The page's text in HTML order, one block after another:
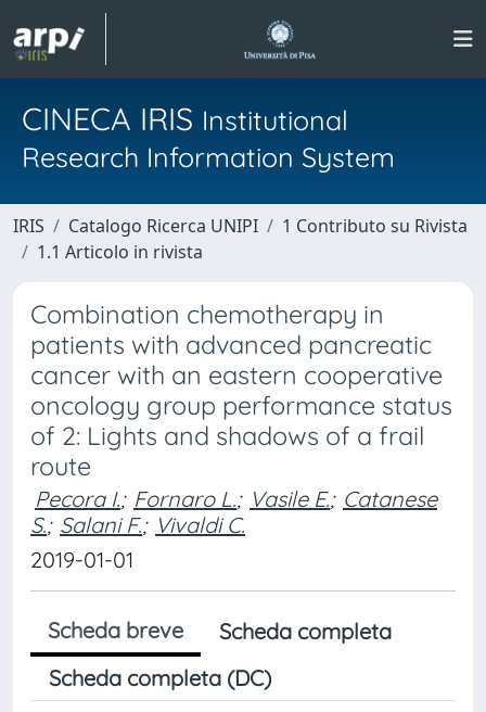
CINECA IRIS Institutional
Research Information System
IRIS Catalogo Ricerca UNIPI
1 Contributo su Rivista
1.1 Articolo in rivista
Combination chemotherapy in
patients with advanced pancreatic
cancer with an eastern cooperative
oncology group performance status
of 2: Lights and shadows of a frail
route
Pecora I.; Fornaro L.; Vasile E.; Catanese
S.; Salani F.; Vivaldi C.
2019-01-01
Scheda breve
Scheda completa
Scheda completa (DC)